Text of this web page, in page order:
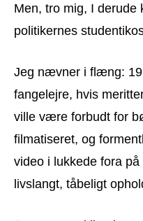
Men, tro mig, I derude
politikernes
Jeg nævner i flæng:
fangelejre, hvis
ville være forbudt for
filmatiseret, og
video i lukkede fora
livslangt, tåbeligt